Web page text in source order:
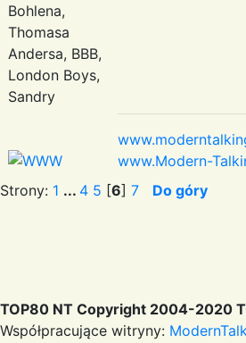
Bohlena,
Thomasa
Andersa, BBB,
London Boys,
Sandry
www.Modern-
Strony: 1 ... 4 5 [6] 7 Do góry
TOP80 NT Copyright 2004-2020
Współpracujące witryny: